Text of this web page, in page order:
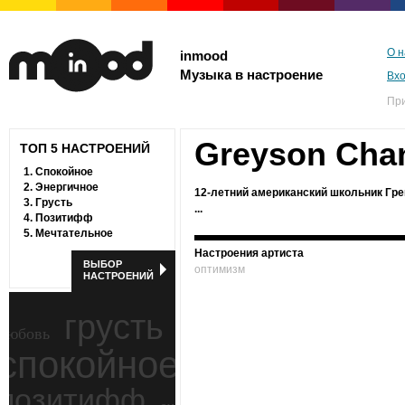
inmood
Музыка в настроение
О
ТОП 5 НАСТРОЕНИЙ
1. Спокойное
2. Энергичное
3. Грусть
4. Позитифф
5. Мечтательное
ВЫБОР
НАСТРОЕНИЙ
грусть
Greyson
12-летний американский школьник
...
Настроения артиста
оптимизм